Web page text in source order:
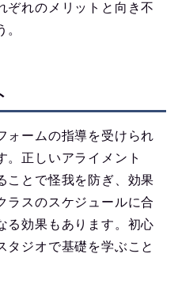
ぞれのメリットと向き不
ォームの指導を受けられ
。正しいアライメント
ことで怪我を防ぎ、効果
ラスのスケジュールに合
る効果もあります。初心
タジオで基礎を学ぶこと